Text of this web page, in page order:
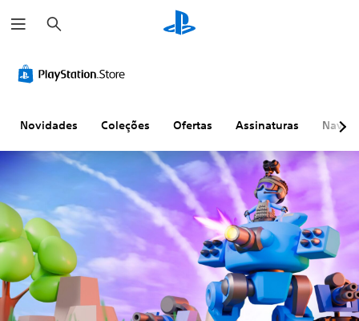
e
s
i
s
Novidades Coleções Ofertas Assinaturas